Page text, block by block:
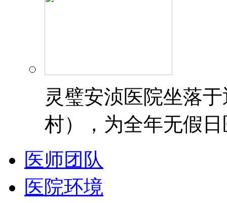
灵璧安浈医院坐落
村），为全年无假
医师团队
医院环境